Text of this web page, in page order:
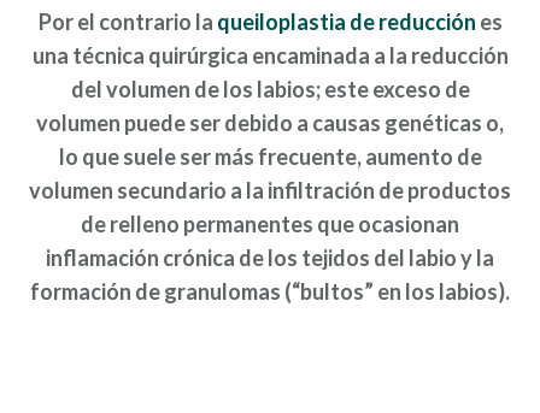
Por el contrario la queiloplastia de reducción es
una técnica quirúrgica encaminada a la reducción
del volumen de los labios; este exceso de
volumen puede ser debido a causas genéticas o,
lo que suele ser más frecuente, aumento de
volumen secundario a la infiltración de productos
de relleno permanentes que ocasionan
inflamación crónica de los tejidos del labio y la
formación de granulomas (“bultos” en los labios).